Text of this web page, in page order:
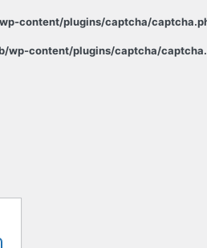
content/plugins/captcha/
wp-content/plugins/captcha/